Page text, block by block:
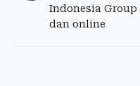
Indonesia
dan online